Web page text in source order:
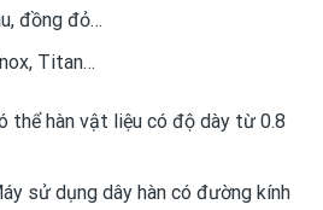
đồng đỏ…
Titan…
thể hàn vật liệu có độ dày từ 0.8
sử dụng dây hàn có đường kính